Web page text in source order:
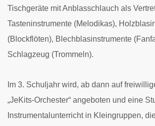
Tischgeräte mit Anblasschlauch als
Tasteninstrumente (Melodikas),
(Blockflöten), Blechblasinstrumente
Schlagzeug (Trommeln).
Im 3. Schuljahr wird, ab dann auf
„JeKits-Orchester“ angeboten und eine
Instrumentalunterricht in Kleingruppen,